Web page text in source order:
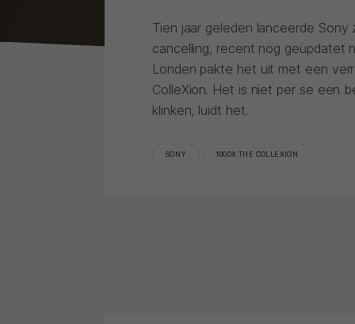
Tien jaar geleden lanceerde
cancelling, recent nog geüpdatet
Londen pakte het uit met een
ColleXion. Het is niet per se een
klinken, luidt het.
SONY 1000X THE COLLEXION